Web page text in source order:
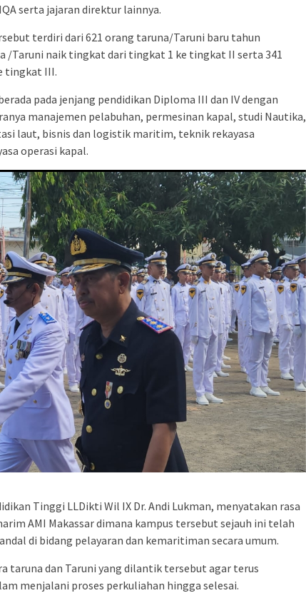
serta jajaran direktur lainnya.
terdiri dari 621 orang taruna/Taruni baru tahun
/Taruni naik tingkat dari tingkat 1 ke tingkat II serta 341
tingkat III.
pada jenjang pendidikan Diploma III dan IV dengan
manajemen pelabuhan, permesinan kapal, studi Nautika,
laut, bisnis dan logistik maritim, teknik rekayasa
operasi kapal.
Tinggi LLDikti Wil IX Dr. Andi Lukman, menyatakan rasa
AMI Makassar dimana kampus tersebut sejauh ini telah
di bidang pelayaran dan kemaritiman secara umum.
taruna dan Taruni yang dilantik tersebut agar terus
menjalani proses perkuliahan hingga selesai.